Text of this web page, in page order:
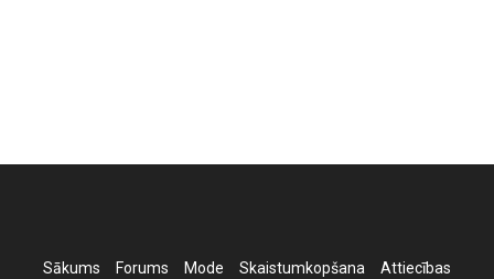
Sākums Forums Mode Skaistumkopšana Attiecības